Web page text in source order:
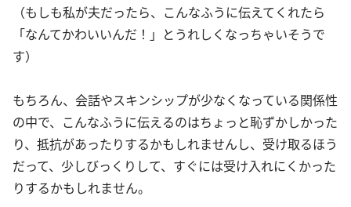
（もしも私が夫だったら、こんなふうに伝えてくれたら
「なんてかわいいんだ！」とうれしくなっちゃいそうで
す）
もちろん、会話やスキンシップが少なくなっている関係性
の中で、こんなふうに伝えるのはちょっと恥ずかしかった
り、抵抗があったりするかもしれませんし、受け取るほう
だって、少しびっくりして、すぐには受け入れにくかった
りするかもしれません。